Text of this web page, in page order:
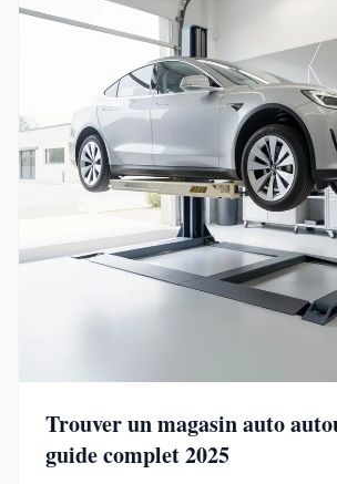
Trouver un magasin auto
guide complet 2025